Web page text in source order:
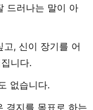
드러나는 말이 아
, 신이 장기를 어
니다.
없습니다.
경지를 목표로 하는